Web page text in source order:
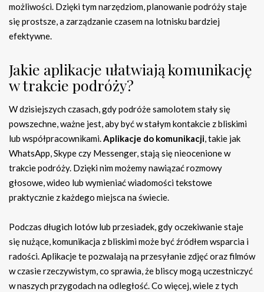
możliwości. Dzięki tym narzędziom, planowanie podróży staje
się prostsze, a zarządzanie czasem na lotnisku bardziej
efektywne.
Jakie aplikacje ułatwiają komunikację
w trakcie podróży?
W dzisiejszych czasach, gdy podróże samolotem stały się
powszechne, ważne jest, aby być w stałym kontakcie z bliskimi
lub współpracownikami.Aplikacje do komunikacji, takie jak
WhatsApp, Skype czy Messenger, stają się nieocenione w
trakcie podróży. Dzięki nim możemy nawiązać rozmowy
głosowe, wideo lub wymieniać wiadomości tekstowe
praktycznie z każdego miejsca na świecie.
Podczas długich lotów lub przesiadek, gdy oczekiwanie staje
się nużące, komunikacja z bliskimi może być źródłem wsparcia i
radości. Aplikacje te pozwalają na przesyłanie zdjęć oraz filmów
w czasie rzeczywistym, co sprawia, że bliscy mogą uczestniczyć
w naszych przygodach na odległość. Co więcej, wiele z tych